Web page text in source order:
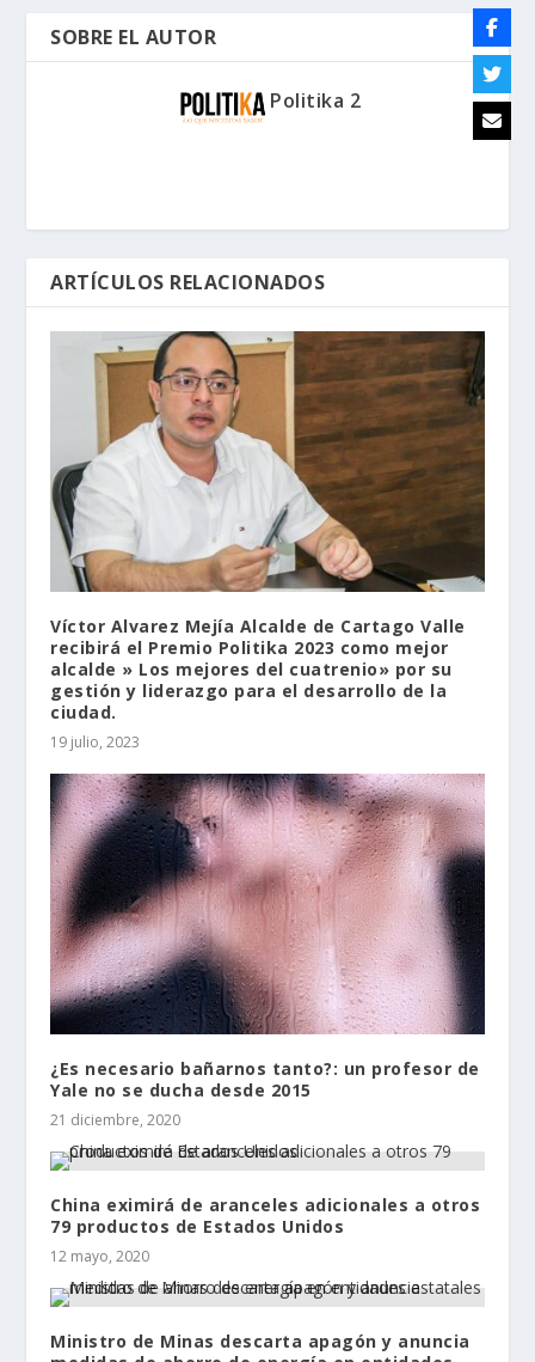
SOBRE EL AUTOR
Politika 2
ARTÍCULOS RELACIONADOS
Víctor Alvarez Mejía Alcalde de Cartago Valle
recibirá el Premio Politika 2023 como mejor
alcalde » Los mejores del cuatrenio» por su
gestión y liderazgo para el desarrollo de la
ciudad.
19 julio, 2023
¿Es necesario bañarnos tanto?: un profesor de
Yale no se ducha desde 2015
21 diciembre, 2020
China eximirá de aranceles adicionales a otros
79 productos de Estados Unidos
12 mayo, 2020
Ministro de Minas descarta apagón y anuncia